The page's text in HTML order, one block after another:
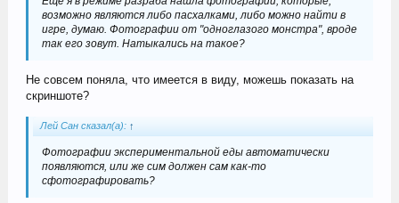
возможно являются либо пасхалками, либо можно найти в
игре, думаю. Фотографии от "одноглазого монстра", вроде
так его зовут. Натыкались на такое?
Не совсем поняла, что имеется в виду, можешь показать на
скриншоте?
Лей Сан сказал(а): ↑
Фотографии экспериментальной еды автоматически
появляются, или же сим должен сам как-то
сфотографировать?